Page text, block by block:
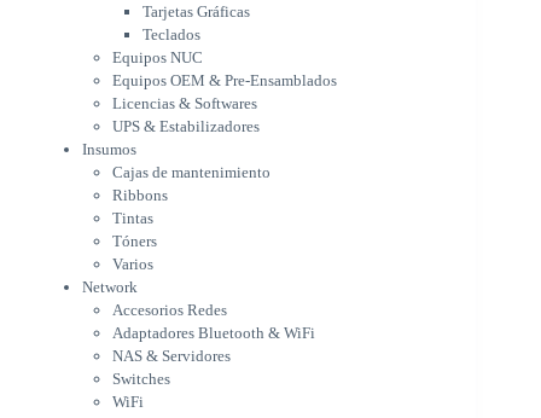
UPS & Estabilizadores
Insumos
Cajas de mantenimiento
Ribbons
Tintas
Tóners
Varios
Network
Accesorios Redes
Adaptadores Bluetooth & WiFi
NAS & Servidores
Switches
WiFi
Notebooks & Portátiles
Cargador para notebook
Cooling Pad
PDV
Tarjetas Gráficas
Teclados
Equipos NUC
Equipos OEM & Pre-Ensamblados
Licencias & Softwares
UPS & Estabilizadores
Insumos
Cajas de mantenimiento
Ribbons
Tintas
Tóners
Varios
Network
Accesorios Redes
Adaptadores Bluetooth & WiFi
NAS & Servidores
Switches
WiFi